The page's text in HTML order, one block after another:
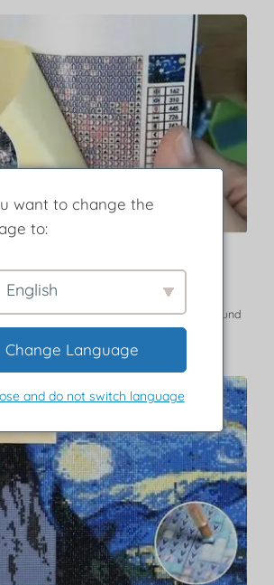
Sie die Schutzschicht.
um Bohrer mit passender Farbe und
Symbol zu finden.
want to change the
to:
English
Change Language
and do not switch language